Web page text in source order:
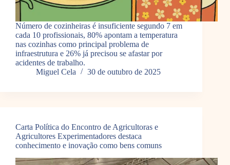
Número de cozinheiras é insuficiente segundo 7 em
cada 10 profissionais, 80% apontam a temperatura
nas cozinhas como principal problema de
infraestrutura e 26% já precisou se afastar por
acidentes de trabalho.
Miguel Cela
30 de outubro de 2025
Carta Política do Encontro de Agricultoras e
Agricultores Experimentadores destaca
conhecimento e inovação como bens comuns